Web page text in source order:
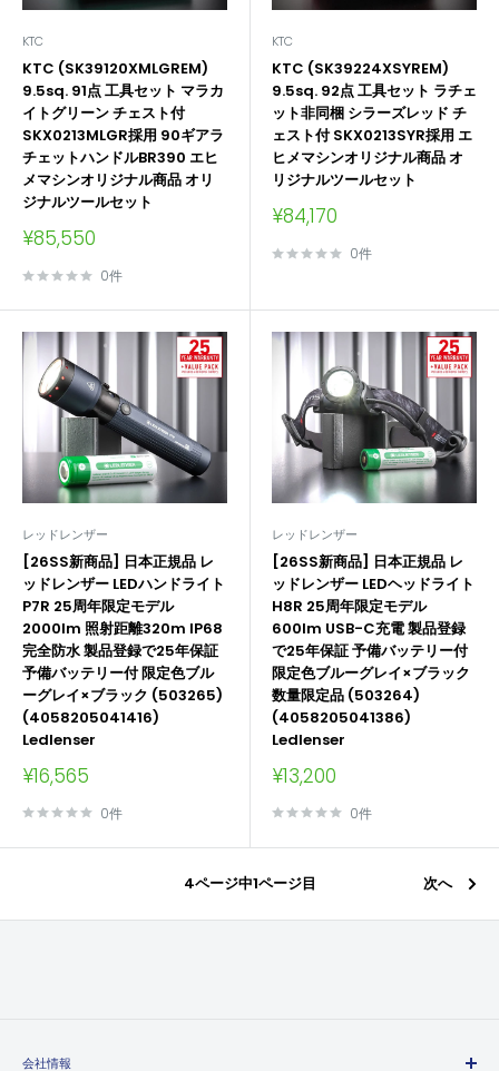
KTC
KTC (SK39120XMLGREM)
9.5sq. 91点 工具セット マラカ
イトグリーン チェスト付
SKX0213MLGR採用 90ギアラ
チェットハンドルBR390 エヒ
メマシンオリジナル商品 オリ
ジナルツールセット
販
価
¥85,550
0件
KTC
KTC (SK39224XSYREM)
9.5sq. 92点 工具セット ラチェ
ット非同梱 シラーズレッド チ
ェスト付 SKX0213SYR採用 エ
ヒメマシンオリジナル商品 オ
リジナルツールセット
販
価
¥84,170
0件
レッドレンザー
[26SS新商品] 日本正規品 レ
ッドレンザー LEDハンドライト
P7R 25周年限定モデル
2000lm 照射距離320m IP68
完全防水 製品登録で25年保証
予備バッテリー付 限定色ブル
ーグレイ×ブラック (503265)
(4058205041416)
Ledlenser
販
価
¥16,565
0件
レッドレンザー
[26SS新商品] 日本正規品 レ
ッドレンザー LEDヘッドライト
H8R 25周年限定モデル
600lm USB-C充電 製品登録
で25年保証 予備バッテリー付
限定色ブルーグレイ×ブラック
数量限定品 (503264)
(4058205041386)
Ledlenser
販
価
¥13,200
0件
4ページ中1ページ目 次へ
会社情報